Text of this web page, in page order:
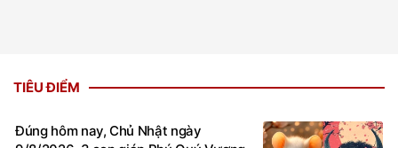
TIÊU ĐIỂM
Đúng hôm nay, Chủ Nhật ngày